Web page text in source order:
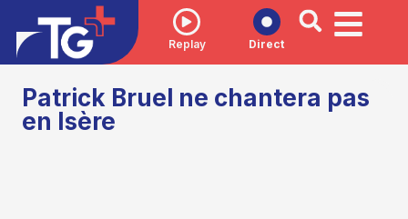
Replay Direct
Patrick Bruel ne chantera pas
en Isère